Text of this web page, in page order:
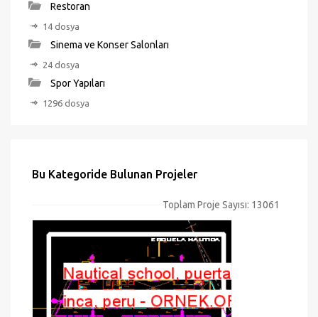
Restoran
14 dosya
Sinema ve Konser Salonları
24 dosya
Spor Yapıları
1296 dosya
Bu Kategoride Bulunan Projeler
Toplam Proje Sayısı: 13061